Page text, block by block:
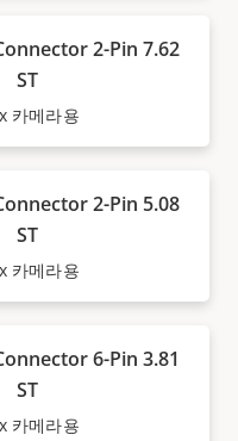
2-Pin 7.62
ST
카메라용
2-Pin 5.08
ST
카메라용
6-Pin 3.81
ST
카메라용